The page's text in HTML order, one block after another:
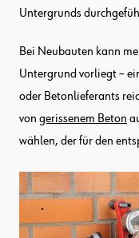
Untergrunds
Bei Neubauten kann
Untergrund vorliegt –
oder Betonlieferants
von gerissenem Beton
wählen, der für den